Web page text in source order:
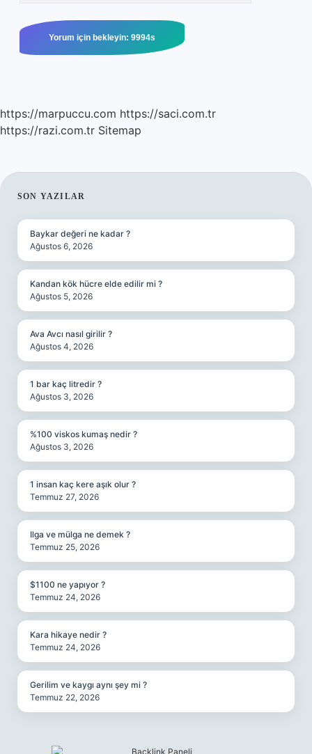
https://marpuccu.com https://saci.com.tr
https://razi.com.tr Sitemap
SIDEBAR
SON YAZILAR
Baykar değeri ne kadar ?
Ağustos 6, 2026
Kandan kök hücre elde edilir mi ?
Ağustos 5, 2026
Ava Avcı nasıl girilir ?
Ağustos 4, 2026
1 bar kaç litredir ?
Ağustos 3, 2026
%100 viskos kumaş nedir ?
Ağustos 3, 2026
1 insan kaç kere aşık olur ?
Temmuz 27, 2026
Ilga ve mülga ne demek ?
Temmuz 25, 2026
$1100 ne yapıyor ?
Temmuz 24, 2026
Kara hikaye nedir ?
Temmuz 24, 2026
Gerilim ve kaygı aynı şey mi ?
Temmuz 22, 2026